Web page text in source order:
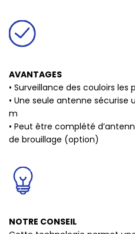
AVANTAGES
• Surveillance des couloirs les
• Une seule antenne sécurise
m
• Peut être complété
de brouillage (option)
NOTRE CONSEIL